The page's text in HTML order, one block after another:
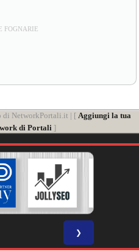
FOGNARIE
di NetworkPortali.it | [ Aggiungi la tua
di Portali ]
❯